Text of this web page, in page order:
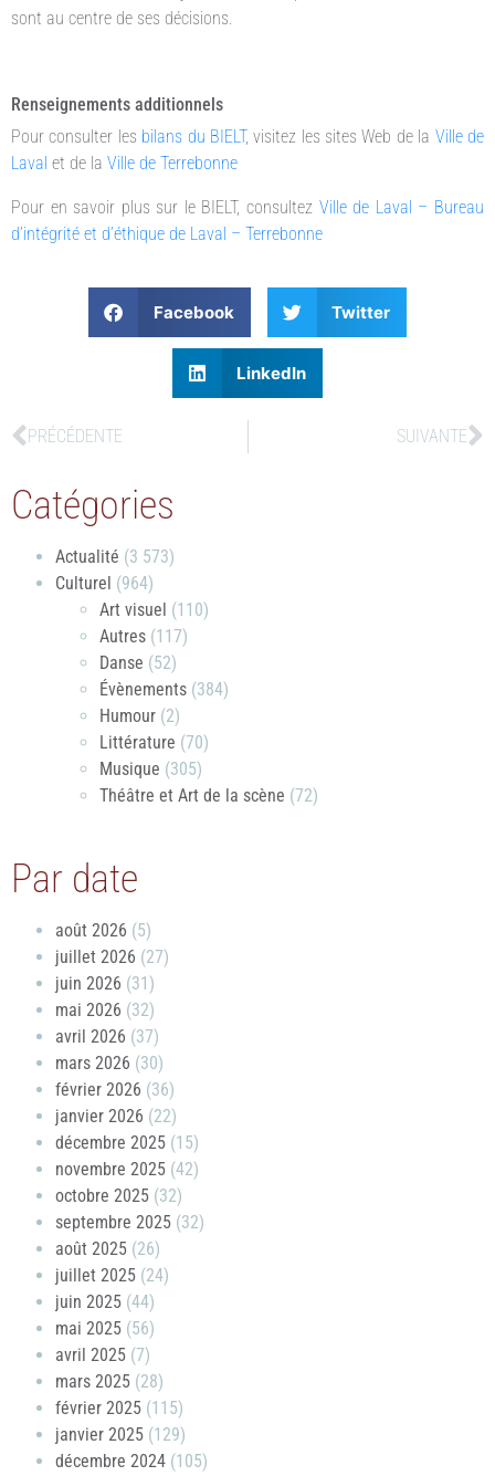
sont au centre de ses décisions.
Renseignements additionnels
Pour consulter les bilans du BIELT, visitez les sites Web de la Ville de
Laval ​ et de la Ville de Terrebonne
Pour en savoir plus sur le BIELT, consultez Ville de Laval – Bureau
d’intégrité et d’éthique de Laval – Terrebonne
Facebook Twitter
LinkedIn
PRÉCÉDENTE SUIVANTE
Catégories
Actualité (3 573)
Culturel (964)
Art visuel (110)
Autres (117)
Danse (52)
Évènements (384)
Humour (2)
Littérature (70)
Musique (305)
Théâtre et Art de la scène (72)
Par date
août 2026 (5)
juillet 2026 (27)
juin 2026 (31)
mai 2026 (32)
avril 2026 (37)
mars 2026 (30)
février 2026 (36)
janvier 2026 (22)
décembre 2025 (15)
novembre 2025 (42)
octobre 2025 (32)
septembre 2025 (32)
août 2025 (26)
juillet 2025 (24)
juin 2025 (44)
mai 2025 (56)
avril 2025 (7)
mars 2025 (28)
février 2025 (115)
janvier 2025 (129)
décembre 2024 (105)